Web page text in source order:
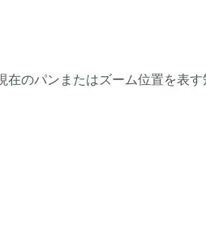
のパンまたはズーム位置を表す